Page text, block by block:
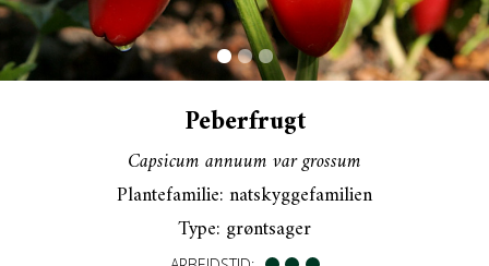
LOG IND
OM PRAKTISK ØKOLOGI
LÆS MEDLEMSMAGASINET
KONTAKT OS
INSTALLER DYRK.NU PÅ DIN TELEFON
Peberfrugt
Capsicum annuum var grossum
Plantefamilie: natskyggefamilien
Type: grøntsager